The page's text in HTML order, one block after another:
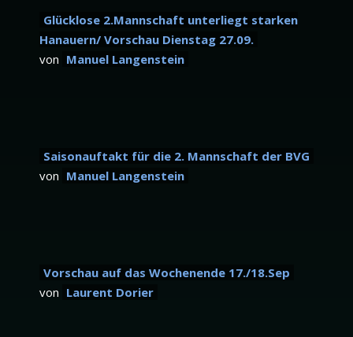
Glücklose 2.Mannschaft unterliegt starken
Hanauern/ Vorschau Dienstag 27.09.
von Manuel Langenstein
Saisonauftakt für die 2. Mannschaft der BVG
von Manuel Langenstein
Vorschau auf das Wochenende 17./18.Sep
von Laurent Dorier